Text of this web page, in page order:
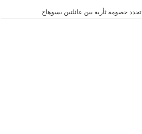
تجدد خصومة ثأرية بين عائلتين بسوهاج